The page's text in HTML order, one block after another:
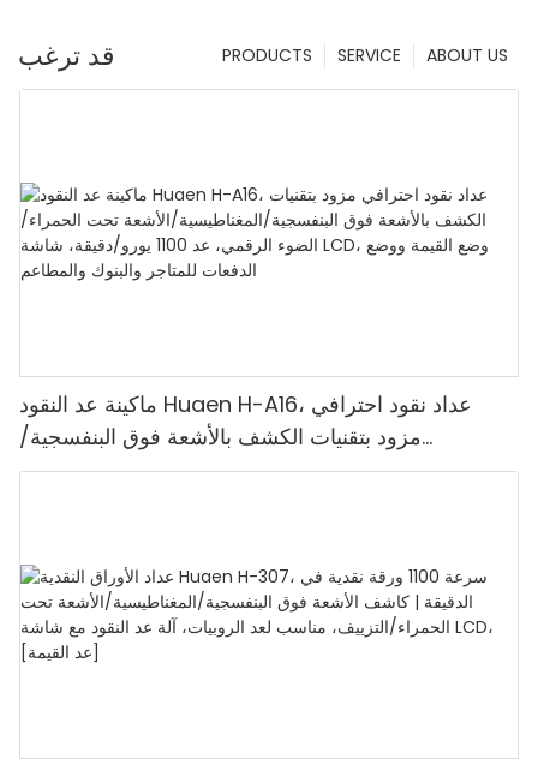
قد ترغب ABOUT US
SERVICE
PRODUCTS
ماكينة عد النقود Huaen H-A16، عداد نقود احترافي
مزود بتقنيات الكشف بالأشعة فوق البنفسجية/
المغناطيسية/الأشعة تحت الحمراء/الضوء الرقمي، عد